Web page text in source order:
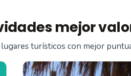
mejor
turísticos con mejor